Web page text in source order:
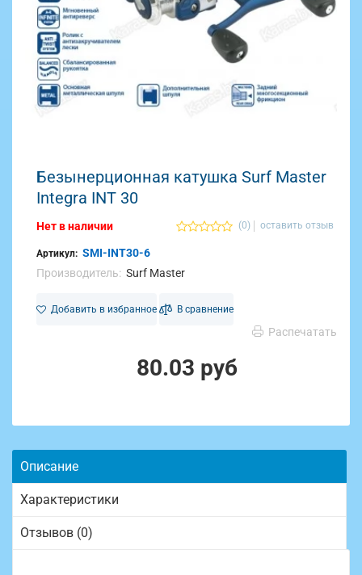
Безынерционная катушка Surf Master
Integra INT 30
Нет в наличии (0) оставить отзыв
Артикул: SMI-INT30-6
Производитель: Surf Master
Добавить в избранное В сравнение
Распечатать
80.03 руб
Описание
Характеристики
Отзывов (0)